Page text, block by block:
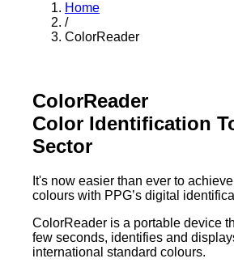
Home
/
ColorReader
ColorReader
Color Identification
Sector
It's now easier than ever to
colours with PPG’s digital
ColorReader is a portable device
few seconds, identifies and
international standard colours.